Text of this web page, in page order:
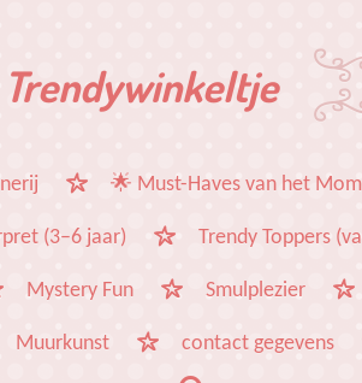
Trendywinkeltje
🌟 Must-Haves van het
(3–6 jaar) Trendy Toppers
Mystery Fun Smulplezier
Muurkunst contact gegevens